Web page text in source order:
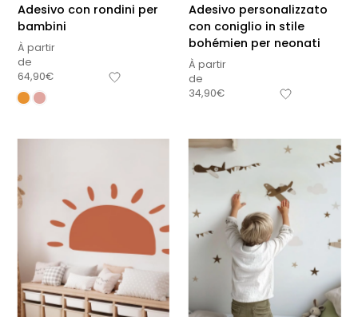
Adesivo con rondini per
bambini
À partir
de
64,90€
Adesivo personalizzato
con coniglio in stile
bohémien per neonati
À partir
de
34,90€